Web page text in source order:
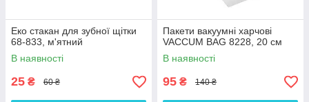
Еко стакан для зубної щітки
68-833, м'ятний
В наявності
25 ₴ 60 ₴
Пакети вакуумні харчові
VACCUM BAG 8228, 20 см
В наявності
95 ₴ 140 ₴